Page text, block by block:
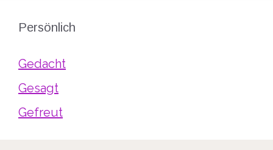
Persönlich
Gedacht
Gesagt
Gefreut